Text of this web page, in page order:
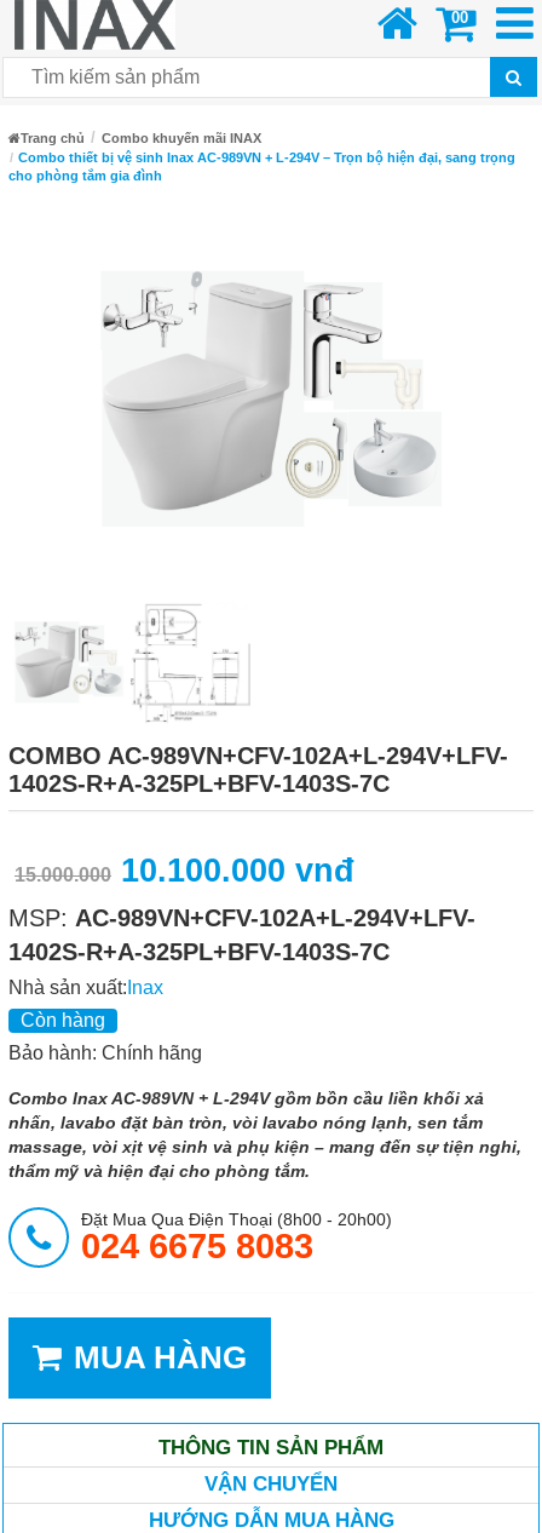
00
Trang chủ
Combo khuyến mãi INAX
Combo thiết bị vệ sinh Inax AC-989VN + L-294V – Trọn bộ hiện đại, sang trọng
cho phòng tắm gia đình
COMBO AC-989VN+CFV-102A+L-294V+LFV-
1402S-R+A-325PL+BFV-1403S-7C
15.000.000 10.100.000 vnđ
MSP: AC-989VN+CFV-102A+L-294V+LFV-
1402S-R+A-325PL+BFV-1403S-7C
Nhà sản xuất: Inax
Còn hàng
Bảo hành: Chính hãng
Combo Inax AC-989VN + L-294V gồm bồn cầu liền khối xả
nhấn, lavabo đặt bàn tròn, vòi lavabo nóng lạnh, sen tắm
massage, vòi xịt vệ sinh và phụ kiện – mang đến sự tiện nghi,
thẩm mỹ và hiện đại cho phòng tắm.
Đặt Mua Qua Điện Thoại (8h00 - 20h00)
024 6675 8083
MUA HÀNG
THÔNG TIN SẢN PHẨM
VẬN CHUYỂN
HƯỚNG DẪN MUA HÀNG